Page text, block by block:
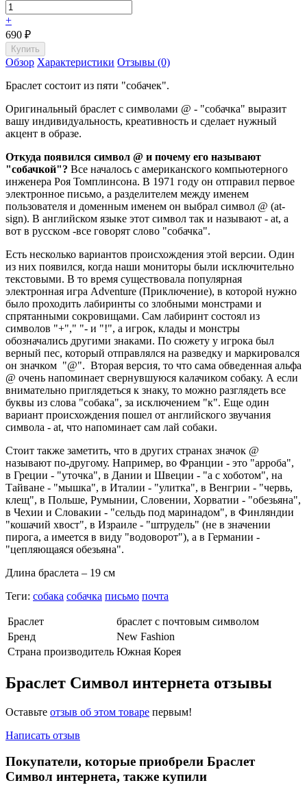
+
690 ₽
Обзор Характеристики Отзывы (0)
Браслет состоит из пяти "собачек".
Оригинальный браслет с символами @ - "собачка" выразит
вашу индивидуальность, креативность и сделает нужный
акцент в образе.
Откуда появился символ @ и почему его называют
"собачкой"? Все началось с американского компьютерного
инженера Роя Томплинсона. В 1971 году он отправил первое
электронное письмо, а разделителем между именем
пользователя и доменным именем он выбрал символ @ (at-
sign). В английском языке этот символ так и называют - at, а
вот в русском -все говорят слово "собачка".
Есть несколько вариантов происхождения этой версии. Один
из них появился, когда наши мониторы были исключительно
текстовыми. В то время существовала популярная
электронная игра Adventure (Приключение), в которой нужно
было проходить лабиринты со злобными монстрами и
спрятанными сокровищами. Сам лабиринт состоял из
символов "+"," "- и "!", а игрок, клады и монстры
обозначались другими знаками. По сюжету у игрока был
верный пес, который отправлялся на разведку и маркировался
он значком "@". Вторая версия, то что сама обведенная альфа
@ очень напоминает свернувшуюся калачиком собаку. А если
внимательно приглядеться к знаку, то можно разглядеть все
буквы из слова "собака", за исключением "к". Еще один
вариант происхождения пошел от английского звучания
символа - at, что напоминает сам лай собаки.
Стоит также заметить, что в других странах значок @
называют по-другому. Например, во Франции - это "арроба",
в Греции - "уточка", в Дании и Швеции - "а с хоботом", на
Тайване - "мышка", в Италии - "улитка", в Венгрии - "червь,
клещ", в Польше, Румынии, Словении, Хорватии - "обезьяна",
в Чехии и Словакии - "сельдь под маринадом", в Финляндии
"кошачий хвост", в Израиле - "штрудель" (не в значении
пирога, а имеется в виду "водоворот"), а в Германии -
"цепляющаяся обезьяна".
Длина браслета – 19 см
Теги: собака собачка письмо почта
Браслет
браслет с почтовым символом
Бренд
New Fashion
Страна производитель Южная Корея
Браслет Символ интернета отзывы
Оставьте отзыв об этом товаре первым!
Написать отзыв
Покупатели, которые приобрели Браслет
Символ интернета, также купили